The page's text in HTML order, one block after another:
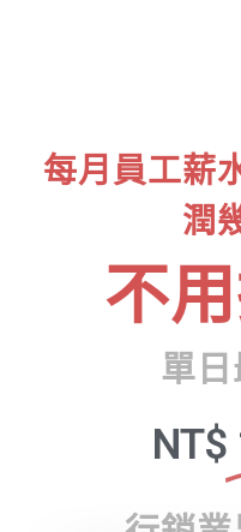
每月員工薪
潤
不
單日
NT$